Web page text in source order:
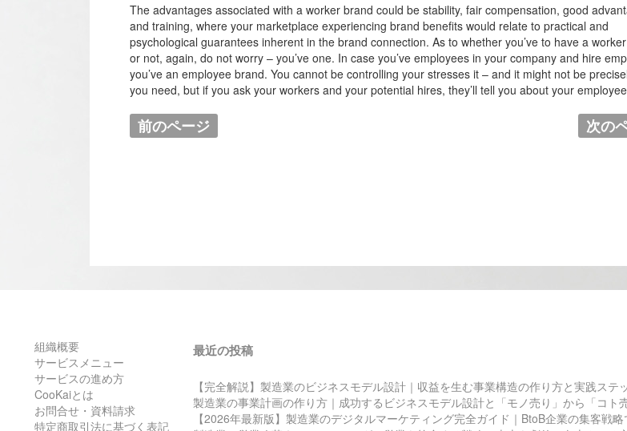
The advantages associated with a worker brand could be stability, fair compensation, good
and training, where your marketplace experiencing brand benefits would relate to practical and
psychological guarantees inherent in the brand connection. As to whether you’ve to have a
or not, again, do not worry – you’ve one. In case you’ve employees in your company and hire
you’ve an employee brand. You cannot be controlling your stresses it – and it might not be
you need, but if you ask your workers and your potential hires, they’ll tell you about your
前のページ 次の
組織概要
サービスメニュー
サービスの進め方
CooKaiとは
お問合せ・資料請求
特定商取引法に基づく表記
最近の投稿
【完全解説】製造業のビジネスモデル設計｜収益を生む事業構造の作り方と実践ステ
製造業の事業計画の作り方｜成功するビジネスモデル設計と「モノ売り」から「コト
【2026年最新版】製造業のデジタルマーケティング完全ガイド｜BtoB企業の集客戦